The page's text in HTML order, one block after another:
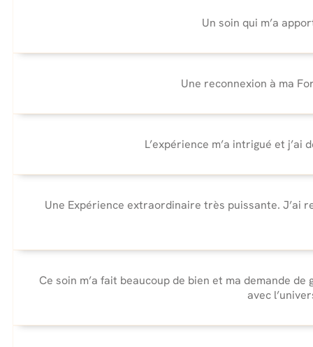
Un soin qui m’a
Une reconnexion à ma
L’expérience m’a intrigué et
Une Expérience extraordinaire très puissante. J’ai
Ce soin m’a fait beaucoup de bien et ma demande
avec